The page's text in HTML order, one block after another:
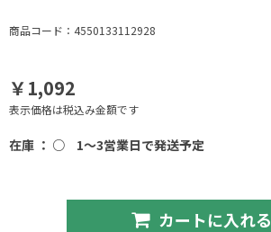
商品コード：4550133112928
￥1,092
表示価格は税込み金額です
在庫 ： ○ 1～3営業日で発送予定
カートに入れる